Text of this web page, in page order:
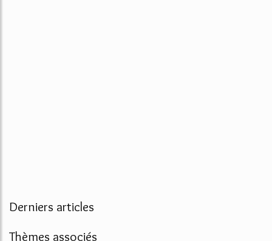
Derniers articles
Thèmes associés